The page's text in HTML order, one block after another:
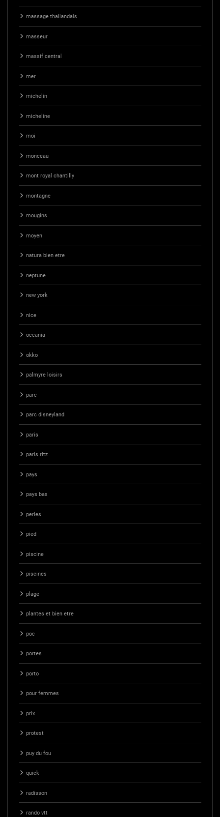
massage thailandais
masseur
massif central
mer
michelin
micheline
moi
monceau
mont royal chantilly
montagne
mougins
moyen
natura bien etre
neptune
new york
nice
oceania
okko
palmyre loisirs
parc
parc disneyland
paris
paris ritz
pays
pays bas
perles
pied
piscine
piscines
plage
plantes et bien etre
poc
portes
porto
pour femmes
prix
protest
puy du fou
quick
radisson
rando vtt